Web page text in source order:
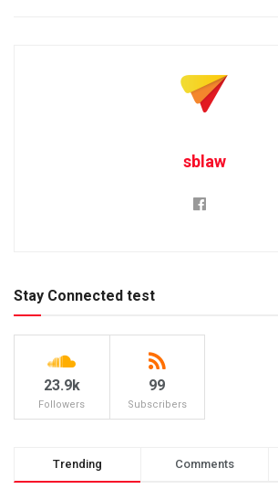
sblaw
Stay Connected test
23.9k
Followers
99
Subscribers
Trending Comments